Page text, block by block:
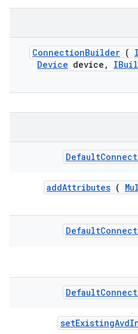
ConnectionBuilder (
Device device ,
Default
addAttributes (
Default
Default
setExistingAvd